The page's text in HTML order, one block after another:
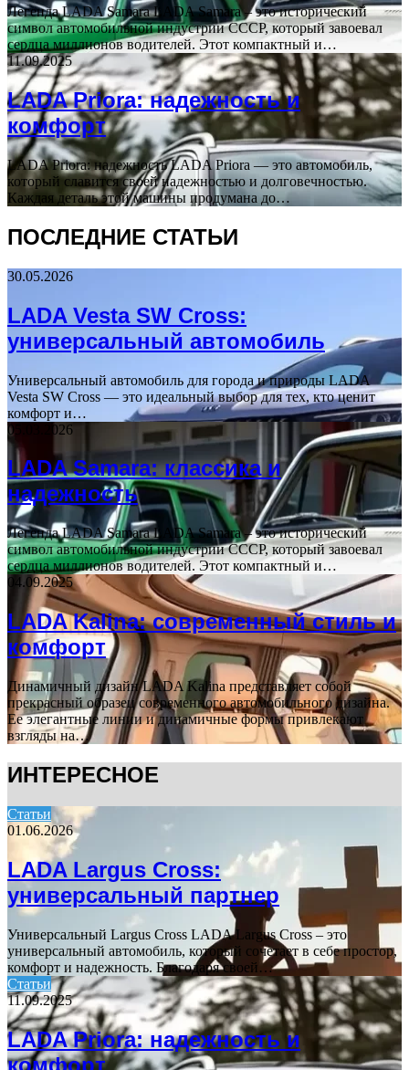
Легенда LADA Samara LADA Samara – это исторический
символ автомобильной индустрии СССР, который завоевал
сердца миллионов водителей. Этот компактный и…
11.09.2025
LADA Priora: надежность и
комфорт
LADA Priora: надежность LADA Priora — это автомобиль,
который славится своей надежностью и долговечностью.
Каждая деталь этой машины продумана до…
ПОСЛЕДНИЕ СТАТЬИ
30.05.2026
LADA Vesta SW Cross:
универсальный автомобиль
Универсальный автомобиль для города и природы LADA
Vesta SW Cross — это идеальный выбор для тех, кто ценит
комфорт и…
05.03.2026
LADA Samara: классика и
надежность
Легенда LADA Samara LADA Samara – это исторический
символ автомобильной индустрии СССР, который завоевал
сердца миллионов водителей. Этот компактный и…
04.09.2025
LADA Kalina: современный стиль и
комфорт
Динамичный дизайн LADA Kalina представляет собой
прекрасный образец современного автомобильного дизайна.
Ее элегантные линии и динамичные формы привлекают
взгляды на…
ИНТЕРЕСНОЕ
Статьи
01.06.2026
LADA Largus Cross:
универсальный партнер
Универсальный Largus Cross LADA Largus Cross – это
универсальный автомобиль, который сочетает в себе простор,
комфорт и надежность. Благодаря своей…
Статьи
11.09.2025
LADA Priora: надежность и
комфорт